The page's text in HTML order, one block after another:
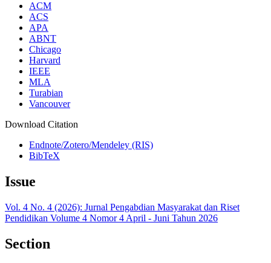
ACM
ACS
APA
ABNT
Chicago
Harvard
IEEE
MLA
Turabian
Vancouver
Download Citation
Endnote/Zotero/Mendeley (RIS)
BibTeX
Issue
Vol. 4 No. 4 (2026): Jurnal Pengabdian Masyarakat dan Riset
Pendidikan Volume 4 Nomor 4 April - Juni Tahun 2026
Section